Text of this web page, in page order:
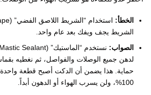
الخطأ:
الشريط يجف ويفك بعد عام واحد.
الصواب:
حماية. هذا يضمن أن الدكت أصبح قطعة واحدة
100%، ولن يسرب الهواء أو الدهون أبداً.